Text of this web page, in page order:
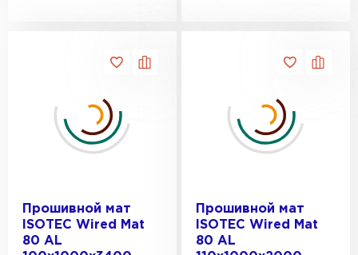
Прошивной мат
ISOTEC Wired Mat
80 AL
Прошивной мат
ISOTEC Wired Mat
80 AL